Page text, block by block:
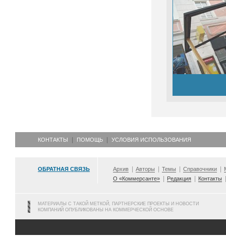
КОНТАКТЫ ПОМОЩЬ УСЛОВИЯ ИСПОЛЬЗОВАНИЯ
ОБРАТНАЯ СВЯЗЬ Архив Авторы Темы Справочники
О «Коммерсанте»
Редакция Контакты
МАТЕРИАЛЫ С ТАКОЙ МЕТКОЙ, ПАРТНЕРСКИЕ ПРОЕКТЫ И НОВОСТИ
КОМПАНИЙ ОПУБЛИКОВАНЫ НА КОММЕРЧЕСКОЙ ОСНОВЕ